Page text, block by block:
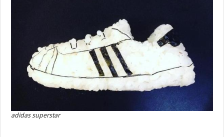
adidas superstar